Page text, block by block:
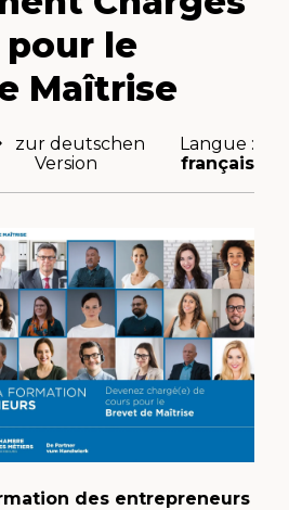
pour le
Maîtrise
zur deutschen
Version
Langue :
français
des entrepreneurs